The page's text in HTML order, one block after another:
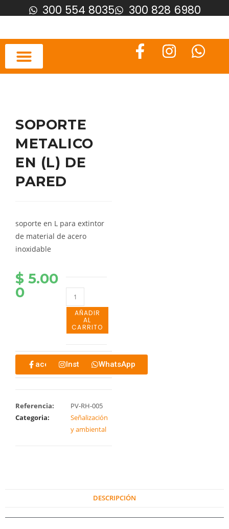
300 554 8035 300 828 6980
SOPORTE
METALICO
EN (L) DE
PARED
soporte en L para extintor
de material de acero
inoxidable
$ 5.00
0
AÑADIR
AL
CARRITO
acebookInstagramWhatsApp
Referencia:
PV-RH-005
Categoria:
Señalización
y ambiental
DESCRIPCIÓN